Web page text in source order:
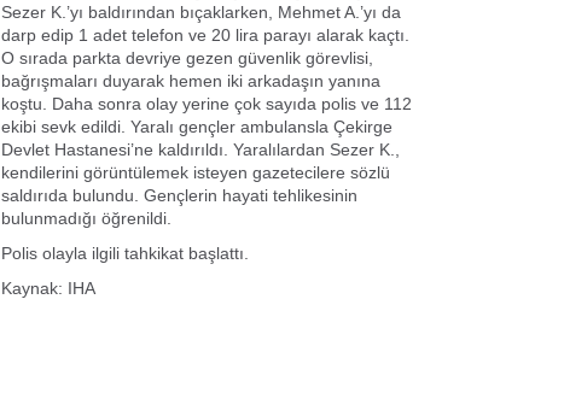
Sezer K.’yı baldırından bıçaklarken, Mehmet A.’yı da
darp edip 1 adet telefon ve 20 lira parayı alarak kaçtı.
O sırada parkta devriye gezen güvenlik görevlisi,
bağrışmaları duyarak hemen iki arkadaşın yanına
koştu. Daha sonra olay yerine çok sayıda polis ve 112
ekibi sevk edildi. Yaralı gençler ambulansla Çekirge
Devlet Hastanesi’ne kaldırıldı. Yaralılardan Sezer K.,
kendilerini görüntülemek isteyen gazetecilere sözlü
saldırıda bulundu. Gençlerin hayati tehlikesinin
bulunmadığı öğrenildi.
Polis olayla ilgili tahkikat başlattı.
Kaynak: IHA